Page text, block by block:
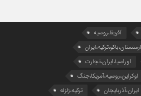
آفریقا،روسیه
ارمنستان،باکو،ترکیه،ایران
اوراسیا،ایران،تجارت
اوکراین،روسیه،آمریکا،جنگ
ایران،آذربایجان
ترکیه،زلزله